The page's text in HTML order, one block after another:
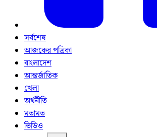
সর্বশেষ
আজকের পত্রিকা
বাংলাদেশ
আন্তর্জাতিক
খেলা
অর্থনীতি
মতামত
ভিডিও